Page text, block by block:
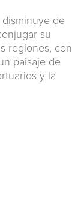
disminuye de
su
regiones, con
paisaje de
y la